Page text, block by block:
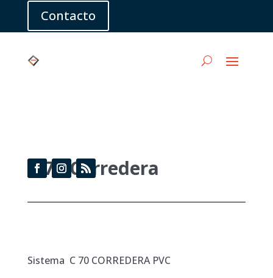
Contacto

C 70 Corredera
Sistema C 70 CORREDERA PVC